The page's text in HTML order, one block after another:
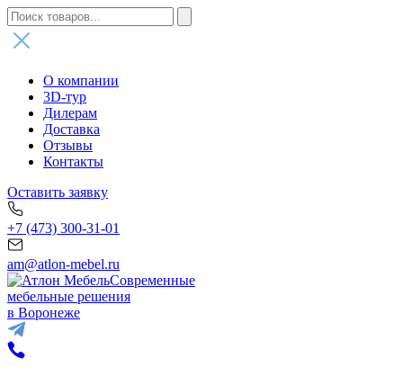
О компании
3D-тур
Дилерам
Доставка
Отзывы
Контакты
Оставить заявку
+7 (473) 300-31-01
am@atlon-mebel.ru
Современные
мебельные решения
в Воронеже